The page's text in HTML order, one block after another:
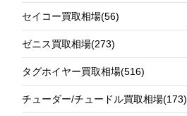
セイコー買取相場(56)
ゼニス買取相場(273)
タグホイヤー買取相場(516)
チューダー/チュードル買取相場(173)